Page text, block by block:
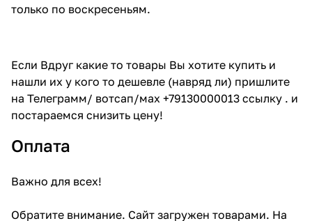
только по воскресеньям.
Если Вдруг какие то товары Вы хотите купить и
нашли их у кого то дешевле (навряд ли) пришлите
на Телеграмм/ вотсап/мах +79130000013 ссылку . и
постараемся снизить цену!
Оплата
Важно для всех!
Обратите внимание. Сайт загружен товарами. На